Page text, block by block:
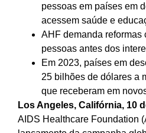
pessoas em países em
acessem saúde e
AHF demanda reformas
pessoas antes dos
Em 2023, países em
25 bilhões de dólares a
que receberam em
Los Angeles, Califórnia, 10
AIDS Healthcare Foundation